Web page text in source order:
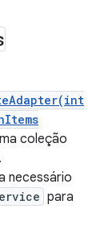
coleção
.
necessário
para